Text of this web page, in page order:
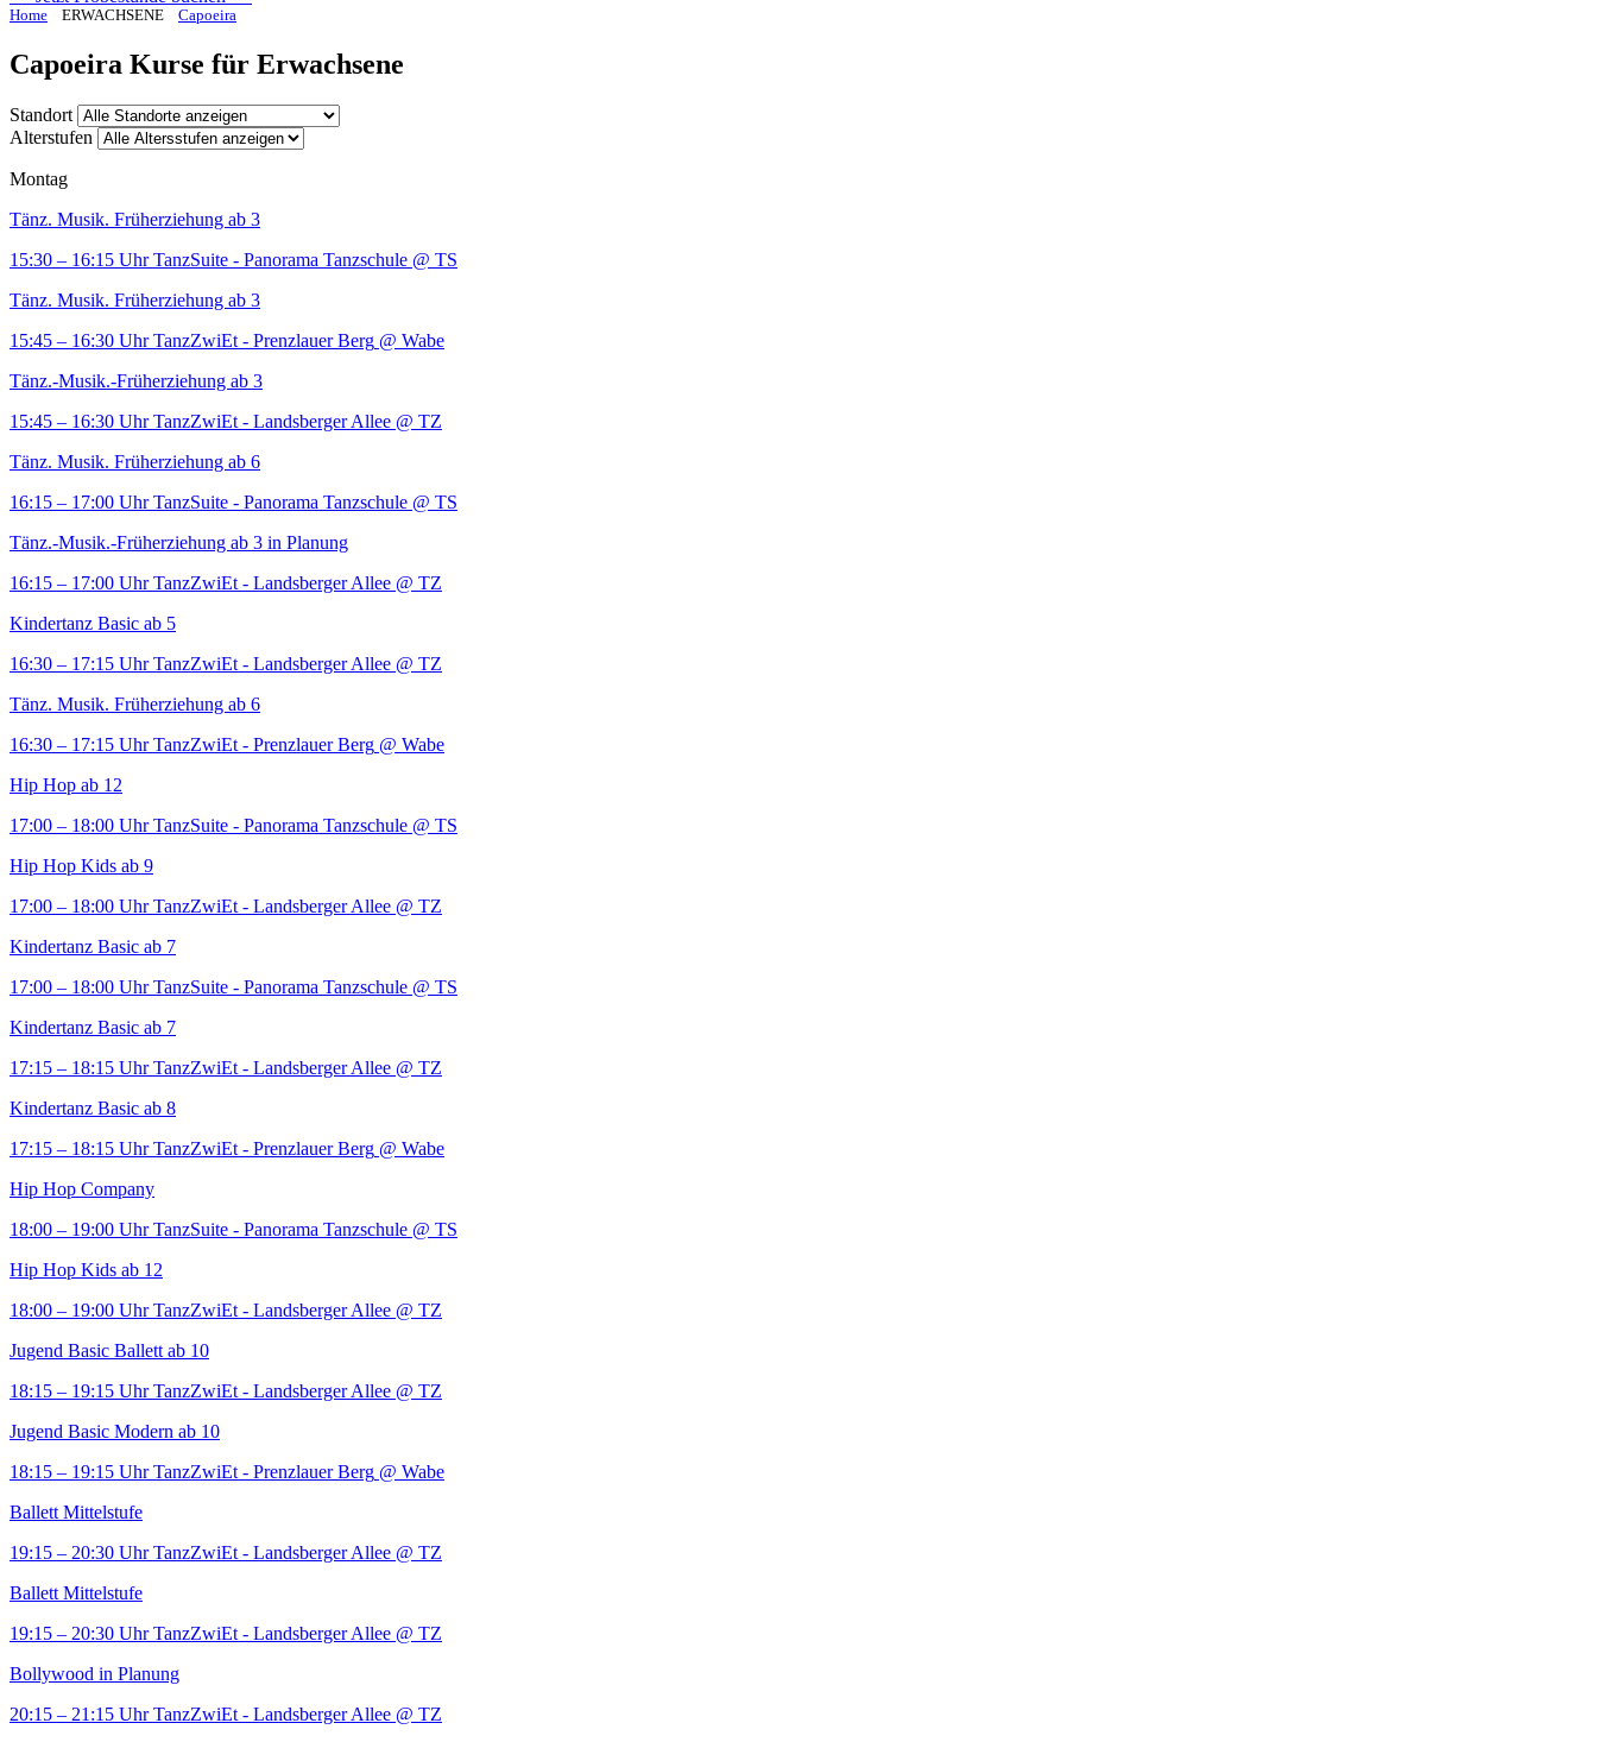
Home ERWACHSENE Capoeira
Capoeira Kurse für Erwachsene
Standort
Alterstufen
Montag
Tänz. Musik. Früherziehung ab 3
15:30 – 16:15 Uhr TanzSuite - Panorama Tanzschule @ TS
Tänz. Musik. Früherziehung ab 3
15:45 – 16:30 Uhr TanzZwiEt - Prenzlauer Berg @ Wabe
Tänz.-Musik.-Früherziehung ab 3
15:45 – 16:30 Uhr TanzZwiEt - Landsberger Allee @ TZ
Tänz. Musik. Früherziehung ab 6
16:15 – 17:00 Uhr TanzSuite - Panorama Tanzschule @ TS
Tänz.-Musik.-Früherziehung ab 3 in Planung
16:15 – 17:00 Uhr TanzZwiEt - Landsberger Allee @ TZ
Kindertanz Basic ab 5
16:30 – 17:15 Uhr TanzZwiEt - Landsberger Allee @ TZ
Tänz. Musik. Früherziehung ab 6
16:30 – 17:15 Uhr TanzZwiEt - Prenzlauer Berg @ Wabe
Hip Hop ab 12
17:00 – 18:00 Uhr TanzSuite - Panorama Tanzschule @ TS
Hip Hop Kids ab 9
17:00 – 18:00 Uhr TanzZwiEt - Landsberger Allee @ TZ
Kindertanz Basic ab 7
17:00 – 18:00 Uhr TanzSuite - Panorama Tanzschule @ TS
Kindertanz Basic ab 7
17:15 – 18:15 Uhr TanzZwiEt - Landsberger Allee @ TZ
Kindertanz Basic ab 8
17:15 – 18:15 Uhr TanzZwiEt - Prenzlauer Berg @ Wabe
Hip Hop Company
18:00 – 19:00 Uhr TanzSuite - Panorama Tanzschule @ TS
Hip Hop Kids ab 12
18:00 – 19:00 Uhr TanzZwiEt - Landsberger Allee @ TZ
Jugend Basic Ballett ab 10
18:15 – 19:15 Uhr TanzZwiEt - Landsberger Allee @ TZ
Jugend Basic Modern ab 10
18:15 – 19:15 Uhr TanzZwiEt - Prenzlauer Berg @ Wabe
Ballett Mittelstufe
19:15 – 20:30 Uhr TanzZwiEt - Landsberger Allee @ TZ
Ballett Mittelstufe
19:15 – 20:30 Uhr TanzZwiEt - Landsberger Allee @ TZ
Bollywood in Planung
20:15 – 21:15 Uhr TanzZwiEt - Landsberger Allee @ TZ